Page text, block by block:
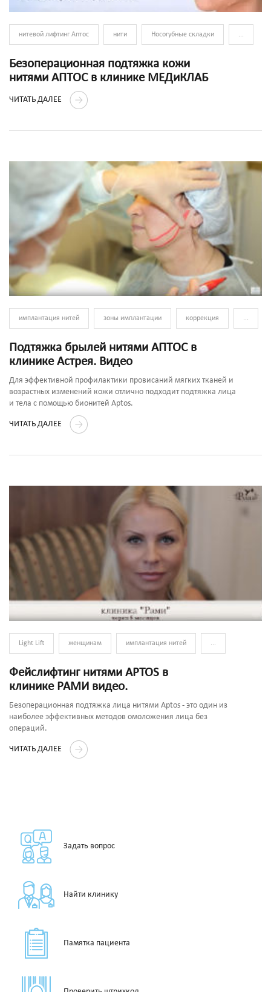
нитевой лифтинг Аптос нити Носогубные складки ...
Безоперационная подтяжка кожи
нитями АПТОС в клинике МЕДиКЛАБ
ЧИТАТЬ ДАЛЕЕ
имплантация нитей зоны имплантации коррекция ...
Подтяжка брылей нитями АПТОС в
клинике Астрея. Видео
Для эффективной профилактики провисаний мягких тканей и
возрастных изменений кожи отлично подходит подтяжка лица
и тела с помощью бионитей Aptos.
ЧИТАТЬ ДАЛЕЕ
Light Lift женщинам имплантация нитей ...
Фейслифтинг нитями APTOS в
клинике РАМИ видео.
Безоперационная подтяжка лица нитями Aptos - это один из
наиболее эффективных методов омоложения лица без
операций.
ЧИТАТЬ ДАЛЕЕ
Задать вопрос
Найти клинику
Памятка пациента